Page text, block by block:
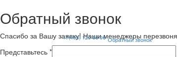
+7(495) 120-56-96 Обратный звонок
Обратный звонок
Спасибо за Вашу заявку! Наши менеджеры
Представьтесь *